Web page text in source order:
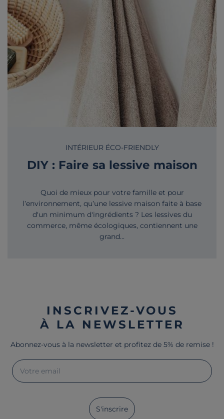
INTÉRIEUR ÉCO-FRIENDLY
DIY : Faire sa lessive maison
Quoi de mieux pour votre famille et pour
l’environnement, qu’une lessive maison faite à base
d'un minimum d'ingrédients ? Les lessives du
commerce, même écologiques, contiennent une
grand...
INSCRIVEZ-VOUS
À LA NEWSLETTER
Abonnez-vous à la newsletter et profitez de 5% de remise !
Votre email
S'inscrire